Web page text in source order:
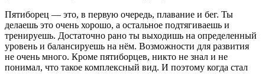
Пятиборец — это, в первую очередь, плавание и бег. Ты
делаешь это очень хорошо, а остальное подтягиваешь и
тренируешь. Достаточно рано ты выходишь на определенный
уровень и балансируешь на нём. Возможности для развития
не очень много. Кроме пятиборцев, никто не знал и не
понимал, что такое комплексный вид. И поэтому когда стал